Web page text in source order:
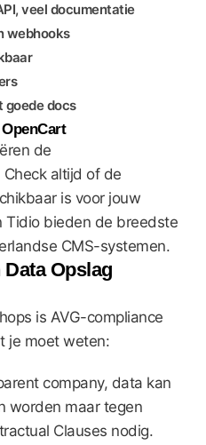
veel documentatie
webhooks
goede docs
de
altijd of de
is voor jouw
Tidio bieden de breedste
CMS-systemen.
Data Opslag
is AVG-compliance
je moet weten:
company, data kan
worden maar tegen
Clauses nodig.